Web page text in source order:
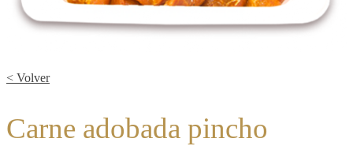
< Volver
Carne adobada pincho